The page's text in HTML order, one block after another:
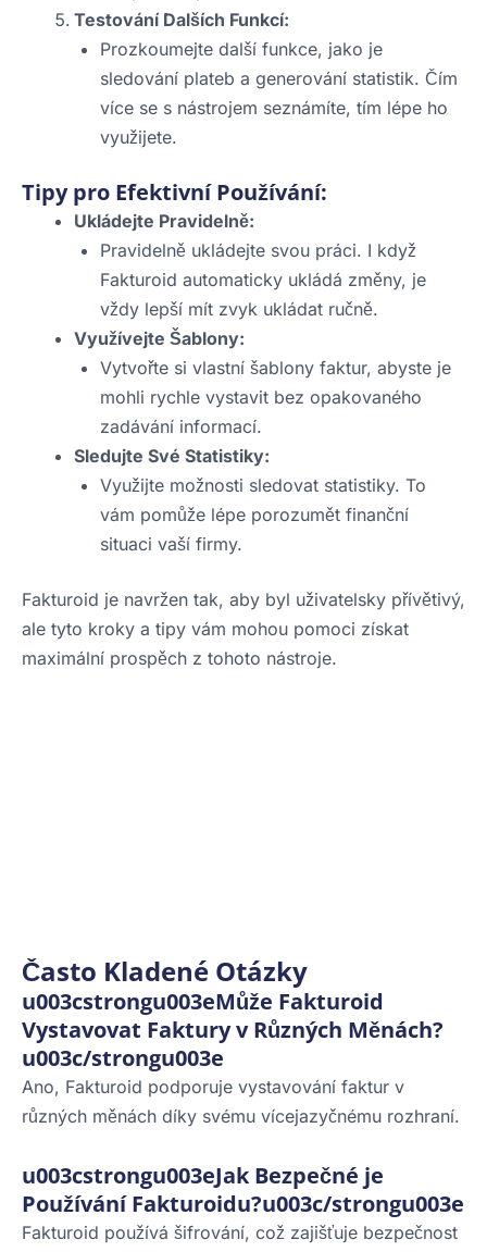
Testování Dalších Funkcí:
Prozkoumejte další funkce, jako je
sledování plateb a generování statistik. Čím
více se s nástrojem seznámíte, tím lépe ho
využijete.
Tipy pro Efektivní Používání:
Ukládejte Pravidelně:
Pravidelně ukládejte svou práci. I když
Fakturoid automaticky ukládá změny, je
vždy lepší mít zvyk ukládat ručně.
Využívejte Šablony:
Vytvořte si vlastní šablony faktur, abyste je
mohli rychle vystavit bez opakovaného
zadávání informací.
Sledujte Své Statistiky:
Využijte možnosti sledovat statistiky. To
vám pomůže lépe porozumět finanční
situaci vaší firmy.
Fakturoid je navržen tak, aby byl uživatelsky přívětivý,
ale tyto kroky a tipy vám mohou pomoci získat
maximální prospěch z tohoto nástroje.
Často Kladené Otázky
u003cstrongu003eMůže Fakturoid
Vystavovat Faktury v Různých Měnách?
u003c/strongu003e
Ano, Fakturoid podporuje vystavování faktur v
různých měnách díky svému vícejazyčnému rozhraní.
u003cstrongu003eJak Bezpečné je
Používání Fakturoidu?u003c/strongu003e
Fakturoid používá šifrování, což zajišťuje bezpečnost